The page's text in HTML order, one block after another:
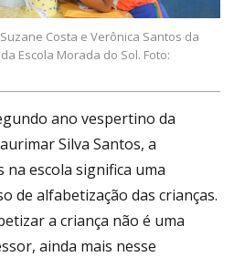
Costa e Verônica Santos da
Escola Morada do Sol. Foto:
ano vespertino da
Silva Santos, a
na escola significa uma
de alfabetização das crianças.
a criança não é uma
ainda mais nesse